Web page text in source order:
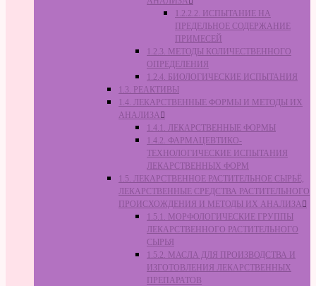
1.2.2.2. ИСПЫТАНИЕ НА
ПРЕДЕЛЬНОЕ СОДЕРЖАНИЕ
ПРИМЕСЕЙ
1.2.3. МЕТОДЫ КОЛИЧЕСТВЕННОГО
ОПРЕДЕЛЕНИЯ
1.2.4. БИОЛОГИЧЕСКИЕ ИСПЫТАНИЯ
1.3. РЕАКТИВЫ
1.4. ЛЕКАРСТВЕННЫЕ ФОРМЫ И МЕТОДЫ ИХ
АНАЛИЗА
1.4.1. ЛЕКАРСТВЕННЫЕ ФОРМЫ
1.4.2. ФАРМАЦЕВТИКО-
ТЕХНОЛОГИЧЕСКИЕ ИСПЫТАНИЯ
ЛЕКАРСТВЕННЫХ ФОРМ
1.5. ЛЕКАРСТВЕННОЕ РАСТИТЕЛЬНОЕ СЫРЬЁ,
ЛЕКАРСТВЕННЫЕ СРЕДСТВА РАСТИТЕЛЬНОГО
ПРОИСХОЖДЕНИЯ И МЕТОДЫ ИХ АНАЛИЗА
1.5.1. МОРФОЛОГИЧЕСКИЕ ГРУППЫ
ЛЕКАРСТВЕННОГО РАСТИТЕЛЬНОГО
СЫРЬЯ
1.5.2. МАСЛА ДЛЯ ПРОИЗВОДСТВА И
ИЗГОТОВЛЕНИЯ ЛЕКАРСТВЕННЫХ
ПРЕПАРАТОВ